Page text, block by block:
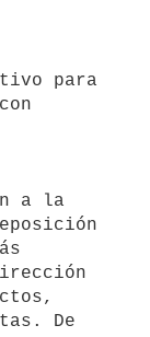
a la
De